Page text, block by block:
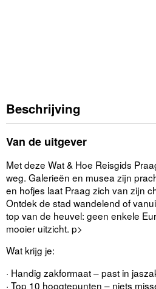
Beschrijving
Van de uitgever
Met deze Wat & Hoe Reisgids
weg. Galerieën en musea zijn
en hofjes laat Praag zich van zijn
Ontdek de stad wandelend of
top van de heuvel: geen enkele
mooier uitzicht. p>
Wat krijg je:
· Handig zakformaat – past in
· Top 10 hoogtepunten – niets